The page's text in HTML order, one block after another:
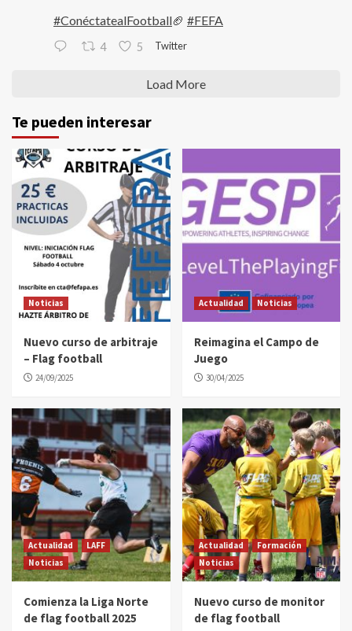
#ConéctatealFootball🏈 #FEFA
4 5 Twitter
Load More
Te pueden interesar
Noticias
Nuevo curso de arbitraje
– Flag football
24/09/2025
Actualidad Noticias
Reimagina el Campo de
Juego
30/04/2025
Actualidad
LAFF
Noticias
Comienza la Liga Norte
de flag football 2025
Actualidad
Formación
Noticias
Nuevo curso de monitor
de flag football